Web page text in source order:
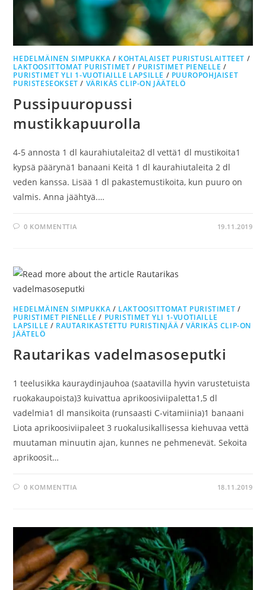
HEDELMÄINEN SIMPUKKA / KOHTALAISET PURISTUSLAITTEET /
LAKTOOSITTOMAT PURISTIMET / PURISTIMET PIENELLE /
PURISTIMET YLI 1-VUOTIAILLE LAPSILLE / PUUROPOHJAISET
PURISTESEOKSET / VÄRIKÄS CLIP-ON JÄÄTELÖ
Pussipuuropussi
mustikkapuurolla
4-5 annosta 1 dl kaurahiutaleita2 dl vettä1 dl mustikoita1
kypsä päärynä1 banaani Keitä 1 dl kaurahiutaleita 2 dl
veden kanssa. Lisää 1 dl pakastemustikoita, kun puuro on
valmis. Anna jäähtyä.…
0 KOMMENTTIA 19.11.2019
HEDELMÄINEN SIMPUKKA / LAKTOOSITTOMAT PURISTIMET /
PURISTIMET PIENELLE / PURISTIMET YLI 1-VUOTIAILLE
LAPSILLE / RAUTARIKASTETTU PURISTINJÄÄ /VÄRIKÄS CLIP-ON
JÄÄTELÖ
Rautarikas vadelmasoseputki
1 teelusikka kauraydinjauhoa (saatavilla hyvin varustetuista
ruokakaupoista)3 kuivattua aprikoosiviipaletta1,5 dl
vadelmia1 dl mansikoita (runsaasti C-vitamiinia)1 banaani
Liota aprikoosiviipaleet 3 ruokalusikallisessa kiehuvaa vettä
muutaman minuutin ajan, kunnes ne pehmenevät. Sekoita
aprikoosit…
0 KOMMENTTIA 18.11.2019